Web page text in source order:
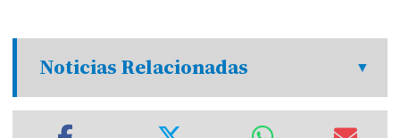
Noticias Relacionadas